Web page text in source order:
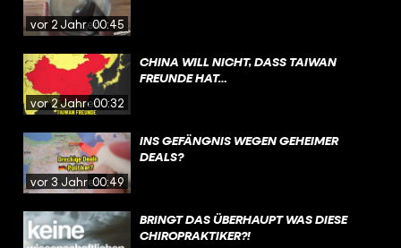
vor 2 Jahren00:45
vor 2 Jahren00:32
CHINA WILL NICHT, DASS TAIWAN
FREUNDE HAT…
vor 3 Jahren00:49
INS GEFÄNGNIS WEGEN GEHEIMER
DEALS?
BRINGT DAS ÜBERHAUPT WAS DIESE
CHIROPRAKTIKER?!